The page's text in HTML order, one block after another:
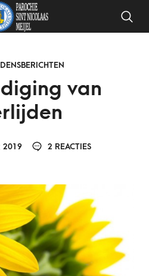
van
2019 2 REACTIES